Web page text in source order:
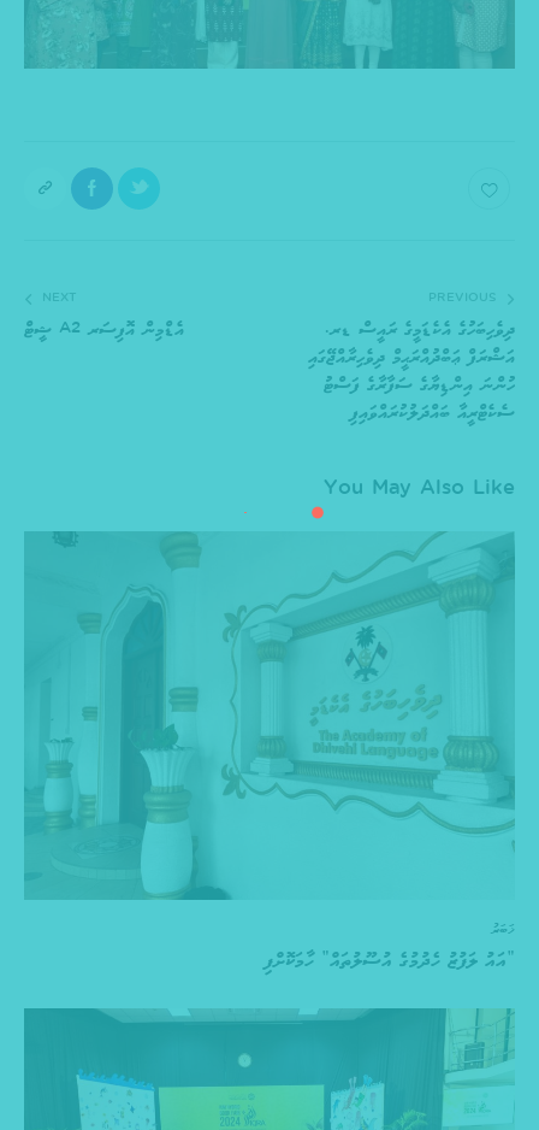
PREVIOUS
ދިވެހިބަހުގެ އެކެޑަމީގެ ރައީސް ޑރ.
އަޝްރަފް ޢަބްދުއްރަޙީމް ދިވެހިރާއްޖޭގައި
ހުންނަ އިންޑިޔާގެ ސަފާރާގެ ފަސްޓު
ސެކެޓްރީއާ ބައްދަލުކުރައްވައިފި
NEXT
އެޑްމިން އޮފިސަރ A2 ޝީޓް
You May Also Like
ޚަބަރު
“އައު ލަފުޒު ހެދުމުގެ އުސޫލުތައް” ހާމަކޮށްފި